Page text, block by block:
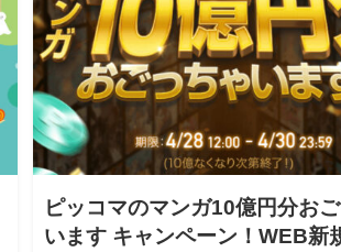
ピッコマのマンガ10億円分お
います キャンペーン！WEB新